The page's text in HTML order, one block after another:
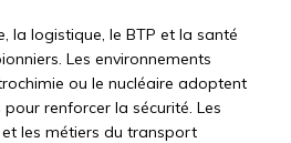
la logistique, le BTP et la santé
Les environnements
ou le nucléaire adoptent
renforcer la sécurité. Les
les métiers du transport